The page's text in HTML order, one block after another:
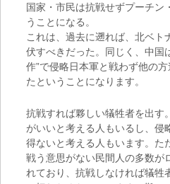
国家・市民は抗戦せずプーチン
うことになる。
これは、過去に遡れば、北ベト
伏すべきだった。同じく、中国
作”で侵略日本軍と戦わず他の
たということになります。
抗戦すれば夥しい犠牲者を出す
がいいと考える人もいるし、侵
得ないと考える人もいます。た
戦う意思がない民間人の多数が
れており、抗戦しなければ犠牲